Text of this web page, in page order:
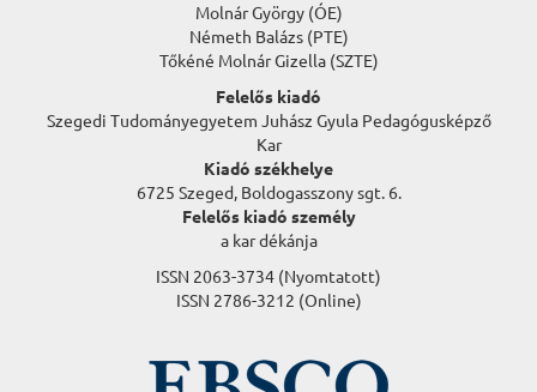
Molnár György (ÓE)
Németh Balázs (PTE)
Tőkéné Molnár Gizella (SZTE)
Felelős kiadó
Szegedi Tudományegyetem Juhász Gyula Pedagógusképző
Kar
Kiadó székhelye
6725 Szeged, Boldogasszony sgt. 6.
Felelős kiadó személy
a kar dékánja
ISSN 2063-3734 (Nyomtatott)
ISSN 2786-3212 (Online)